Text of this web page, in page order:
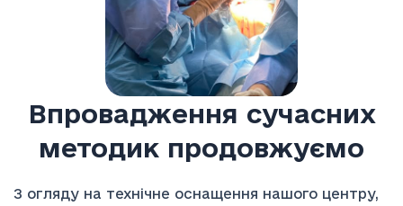
Впровадження сучасних
методик продовжуємо
З огляду на технічне оснащення нашого центру,